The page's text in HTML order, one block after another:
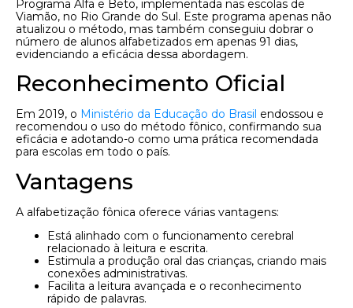
Programa Alfa e Beto, implementada nas escolas de
Viamão, no Rio Grande do Sul. Este programa apenas não
atualizou o método, mas também conseguiu dobrar o
número de alunos alfabetizados em apenas 91 dias,
evidenciando a eficácia dessa abordagem.
Reconhecimento Oficial
Em 2019, o Ministério da Educação do Brasil endossou e
recomendou o uso do método fônico, confirmando sua
eficácia e adotando-o como uma prática recomendada
para escolas em todo o país.
Vantagens
A alfabetização fônica oferece várias vantagens:
Está alinhado com o funcionamento cerebral
relacionado à leitura e escrita.
Estimula a produção oral das crianças, criando mais
conexões administrativas.
Facilita a leitura avançada e o reconhecimento
rápido de palavras.